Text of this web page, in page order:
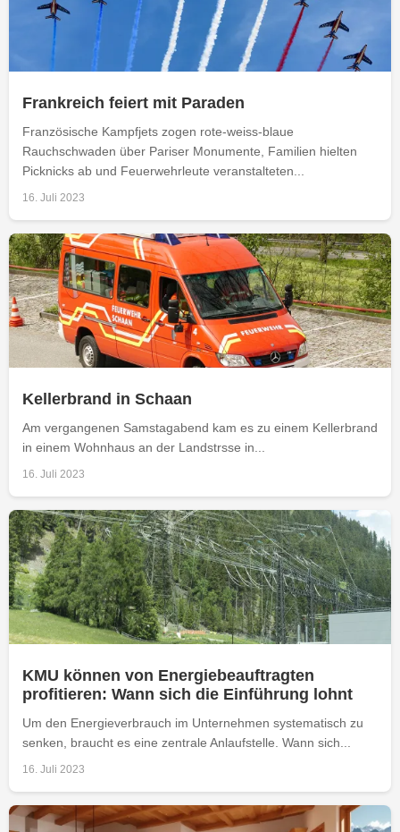
Frankreich feiert mit Paraden
Französische Kampfjets zogen rote-weiss-blaue
Rauchschwaden über Pariser Monumente, Familien hielten
Picknicks ab und Feuerwehrleute veranstalteten...
16. Juli 2023
Kellerbrand in Schaan
Am vergangenen Samstagabend kam es zu einem Kellerbrand
in einem Wohnhaus an der Landstrsse in...
16. Juli 2023
KMU können von Energiebeauftragten
profitieren: Wann sich die Einführung lohnt
Um den Energieverbrauch im Unternehmen systematisch zu
senken, braucht es eine zentrale Anlaufstelle. Wann sich...
16. Juli 2023